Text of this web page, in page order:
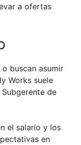
a ofertas
buscan asumir
Works suele
de
el salario y los
en